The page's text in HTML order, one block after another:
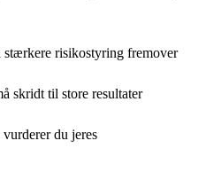
risikostyring fremover
skridt til store resultater
du jeres